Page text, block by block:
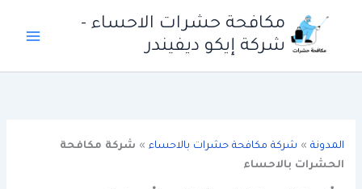
المحتوى
مكافحة حشرات الاحساء -
شركة إيكو ديفيندر
المدونة » شركة مكافحة حشرات بالاحساء » شركة مكافحة
الحشرات بالاحساء